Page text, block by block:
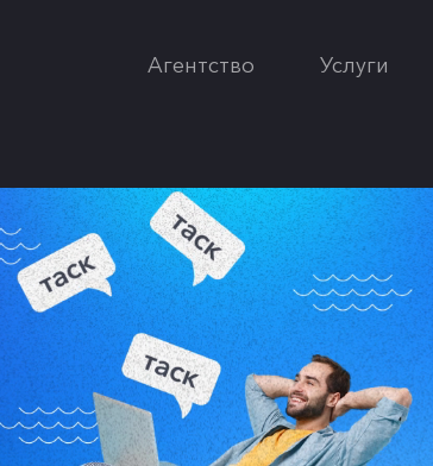
Агентство Услуги